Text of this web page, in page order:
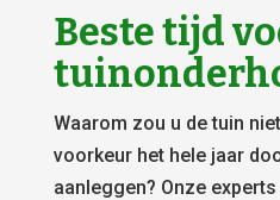
Beste tijd
Waarom zou u de tuin
voorkeur het hele jaar
aanleggen? Onze